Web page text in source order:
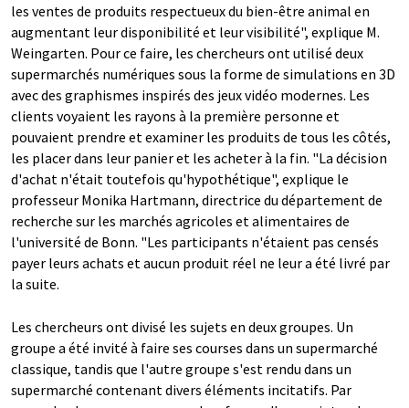
les ventes de produits respectueux du bien-être animal en
augmentant leur disponibilité et leur visibilité", explique M.
Weingarten. Pour ce faire, les chercheurs ont utilisé deux
supermarchés numériques sous la forme de simulations en 3D
avec des graphismes inspirés des jeux vidéo modernes. Les
clients voyaient les rayons à la première personne et
pouvaient prendre et examiner les produits de tous les côtés,
les placer dans leur panier et les acheter à la fin. "La décision
d'achat n'était toutefois qu'hypothétique", explique le
professeur Monika Hartmann, directrice du département de
recherche sur les marchés agricoles et alimentaires de
l'université de Bonn. "Les participants n'étaient pas censés
payer leurs achats et aucun produit réel ne leur a été livré par
la suite.
Les chercheurs ont divisé les sujets en deux groupes. Un
groupe a été invité à faire ses courses dans un supermarché
classique, tandis que l'autre groupe s'est rendu dans un
supermarché contenant divers éléments incitatifs. Par